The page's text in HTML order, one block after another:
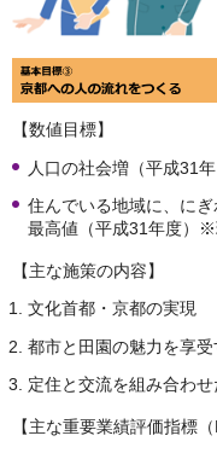
【数値目標】
人口の社会増（平成31年
住んでいる地域に、に
最高値（平成31年度）
【主な施策の内容】
文化首都・京都の実現
都市と田園の魅力を享
定住と交流を組み合わ
【主な重要業績評価指標（